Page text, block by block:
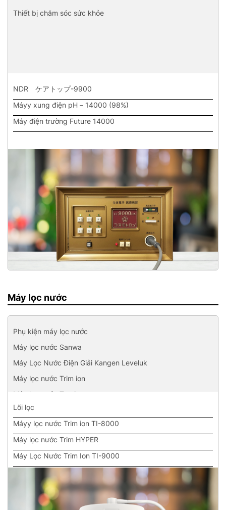
Thiết bị chăm sóc sức khỏe
NDR ケアトップ-9900
Máyy xung điện pH – 14000 (98%)
Máy điện trường Future 14000
Máy lọc nước
Phụ kiện máy lọc nước
Máy lọc nước Sanwa
Máy Lọc Nước Điện Giải Kangen Leveluk
Máy lọc nước Trim ion
Máy lọc nước Trevi
Lõi lọc
Máyy lọc nước Trim ion TI-8000
Máy lọc nước Trim HYPER
Máy Lọc Nước Trim Ion TI-9000
Máy lọc nước Sanwa RW-2